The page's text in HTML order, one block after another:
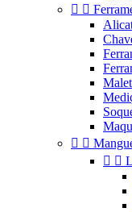
 
 
 